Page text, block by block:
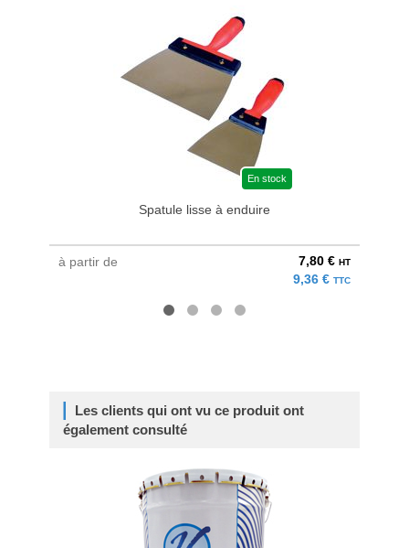
En stock
Spatule lisse à enduire
à partir de 7,80 € HT
9,36 € TTC
Les clients qui ont vu ce produit ont
également consulté